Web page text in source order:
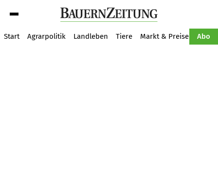
Start Agrarpolitik Landleben Tiere Markt & Preise Abo